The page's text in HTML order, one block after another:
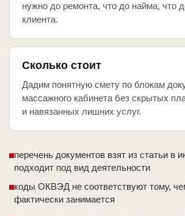
нужно до ремонта, что до найма, что
клиента.
Сколько стоит
Дадим понятную смету по блокам
массажного кабинета без скрытых
и навязанных лишних услуг.
перечень документов взят из статьи в
подходит под вид деятельности
коды ОКВЭД не соответствуют тому,
фактически занимается